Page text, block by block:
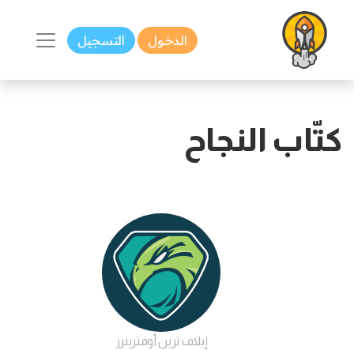
الدخول التسجيل
كتّاب النجاح
إيلاف ترين أوفترينرز